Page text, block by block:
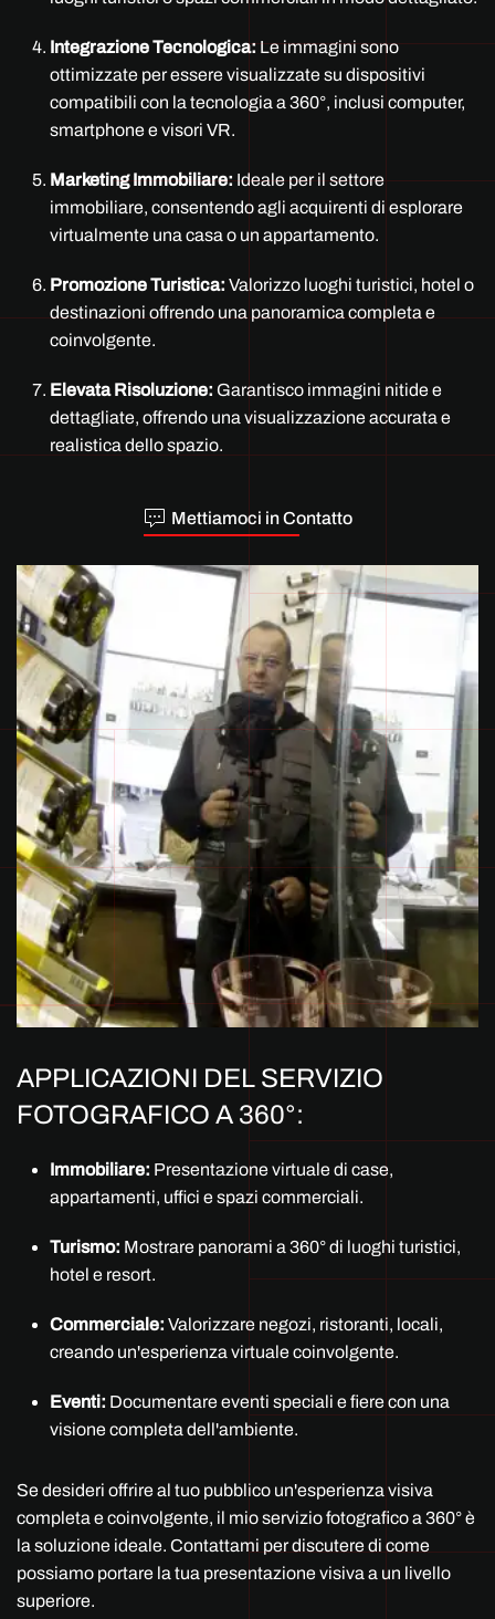
Integrazione Tecnologica:Le immagini sono
ottimizzate per essere visualizzate su dispositivi
compatibili con la tecnologia a 360°, inclusi computer,
smartphone e visori VR.
Marketing Immobiliare:Ideale per il settore
immobiliare, consentendo agli acquirenti di esplorare
virtualmente una casa o un appartamento.
Promozione Turistica: Valorizzo luoghi turistici, hotel o
destinazioni offrendo una panoramica completa e
coinvolgente.
Elevata Risoluzione: Garantisco immagini nitide e
dettagliate, offrendo una visualizzazione accurata e
realistica dello spazio.
Mettiamoci in Contatto
APPLICAZIONI DEL SERVIZIO
FOTOGRAFICO A 360°:
Immobiliare: Presentazione virtuale di case,
appartamenti, uffici e spazi commerciali.
Turismo: Mostrare panorami a 360° di luoghi turistici,
hotel e resort.
Commerciale: Valorizzare negozi, ristoranti, locali,
creando un'esperienza virtuale coinvolgente.
Eventi: Documentare eventi speciali e fiere con una
visione completa dell'ambiente.
Se desideri offrire al tuo pubblico un'esperienza visiva
completa e coinvolgente, il mio servizio fotografico a 360° è
la soluzione ideale. Contattami per discutere di come
possiamo portare la tua presentazione visiva a un livello
superiore.